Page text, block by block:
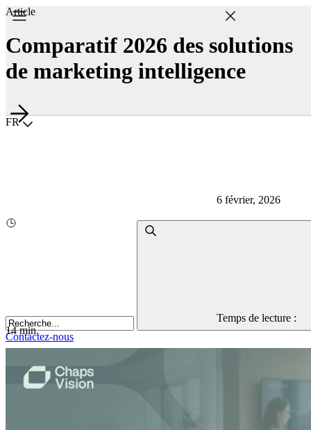
Choisir la langue
FR
Contactez-nous
Article
Comparatif 2026 des solutions
de marketing intelligence
6 février, 2026
Temps de lecture :
14 min.